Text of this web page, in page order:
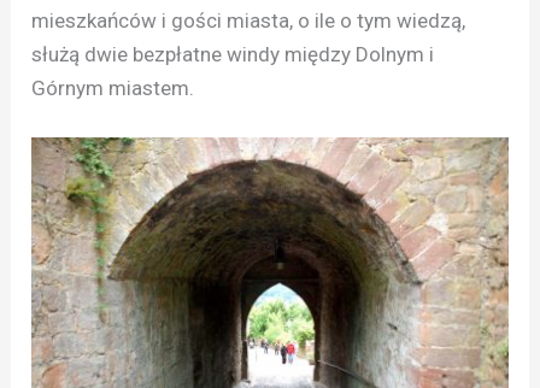
mieszkańców i gości miasta, o ile o tym wiedzą,
służą dwie bezpłatne windy między Dolnym i
Górnym miastem.